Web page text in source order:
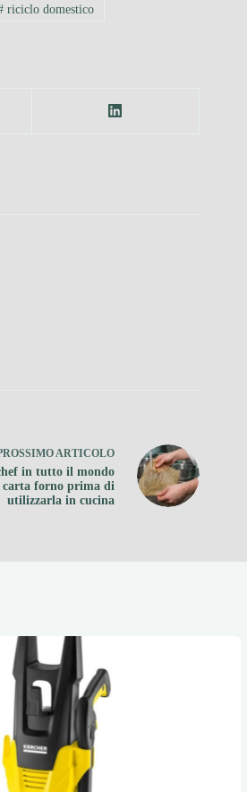
riciclo domestico
ARTICOLO
in tutto il mondo
carta forno prima di
utilizzarla in cucina